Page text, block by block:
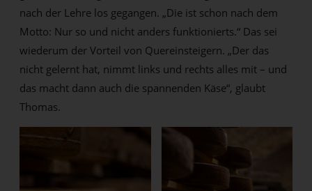
nach der Lehre los gegangen. „Die ist schon nach dem
Motto: Nur so und nicht anders funktionierts.“ Das sei
wiederum der Vorteil von Quereinsteigern. „Der das
nicht gelernt hat, nimmt links und rechts alles mit – und
das macht dann auch die spannenden Käse“, glaubt
Thomas.